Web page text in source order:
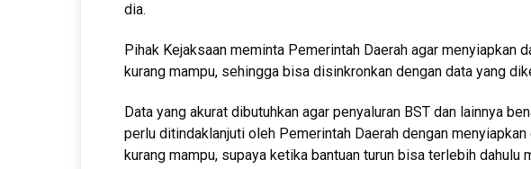
dia.
Pihak Kejaksaan meminta Pemerintah Daerah agar menyiapkan
kurang mampu, sehingga bisa disinkronkan dengan data yang
Data yang akurat dibutuhkan agar penyaluran BST dan lainnya
perlu ditindaklanjuti oleh Pemerintah Daerah dengan
kurang mampu, supaya ketika bantuan turun bisa terlebih dahulu